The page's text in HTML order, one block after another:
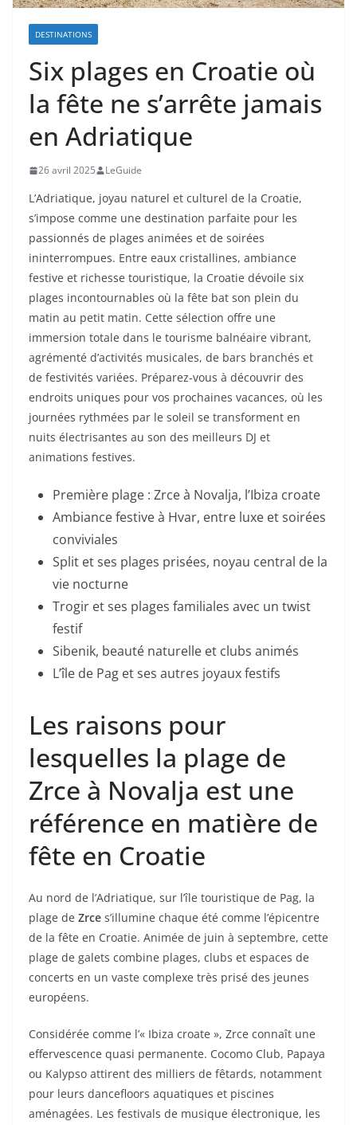
DESTINATIONS
Six plages en Croatie où
la fête ne s’arrête jamais
en Adriatique
26 avril 2025 LeGuide
L’Adriatique, joyau naturel et culturel de la Croatie,
s’impose comme une destination parfaite pour les
passionnés de plages animées et de soirées
ininterrompues. Entre eaux cristallines, ambiance
festive et richesse touristique, la Croatie dévoile six
plages incontournables où la fête bat son plein du
matin au petit matin. Cette sélection offre une
immersion totale dans le tourisme balnéaire vibrant,
agrémenté d’activités musicales, de bars branchés et
de festivités variées. Préparez-vous à découvrir des
endroits uniques pour vos prochaines vacances, où les
journées rythmées par le soleil se transforment en
nuits électrisantes au son des meilleurs DJ et
animations festives.
Première plage : Zrce à Novalja, l’Ibiza croate
Ambiance festive à Hvar, entre luxe et soirées
conviviales
Split et ses plages prisées, noyau central de la
vie nocturne
Trogir et ses plages familiales avec un twist
festif
Sibenik, beauté naturelle et clubs animés
L’île de Pag et ses autres joyaux festifs
Les raisons pour
lesquelles la plage de
Zrce à Novalja est une
référence en matière de
fête en Croatie
Au nord de l’Adriatique, sur l’île touristique de Pag, la
plage de Zrce s’illumine chaque été comme l’épicentre
de la fête en Croatie. Animée de juin à septembre, cette
plage de galets combine plages, clubs et espaces de
concerts en un vaste complexe très prisé des jeunes
européens.
Considérée comme l’« Ibiza croate », Zrce connaît une
effervescence quasi permanente. Cocomo Club, Papaya
ou Kalypso attirent des milliers de fêtards, notamment
pour leurs dancefloors aquatiques et piscines
aménagées. Les festivals de musique électronique, les